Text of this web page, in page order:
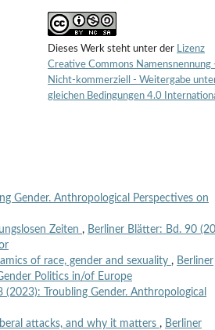
Dieses Werk steht unter der Lizenz
Creative Commons Namensnennung
Nicht-kommerziell - Weitergabe
gleichen Bedingungen 4.0
Gender. Anthropological Perspectives on
Zeiten , Berliner Blätter: Bd. 90
of race, gender and sexuality , Berliner
Politics in/of Europe
(2023): Troubling Gender. Anthropological
attacks, and why it matters , Berliner